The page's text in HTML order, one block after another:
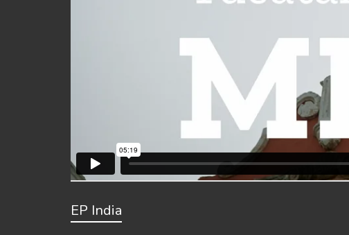
EP India